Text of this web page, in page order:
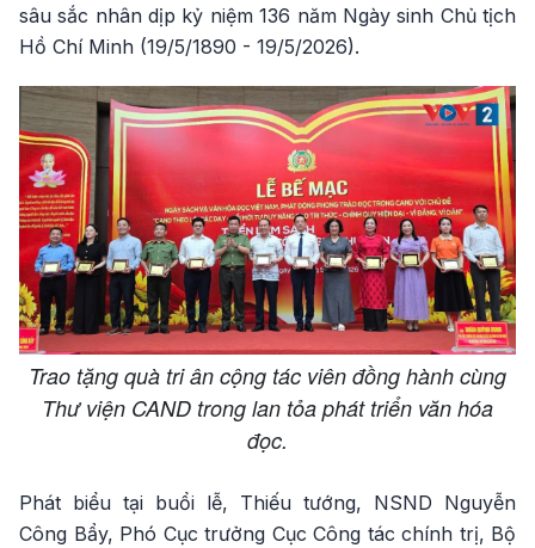
sâu sắc nhân dịp kỷ niệm 136 năm Ngày sinh Chủ tịch
Hồ Chí Minh (19/5/1890 - 19/5/2026).
Trao tặng quà tri ân cộng tác viên đồng hành cùng
Thư viện CAND trong lan tỏa phát triển văn hóa
đọc.
Phát biểu tại buổi lễ, Thiếu tướng, NSND Nguyễn
Công Bẩy, Phó Cục trưởng Cục Công tác chính trị, Bộ